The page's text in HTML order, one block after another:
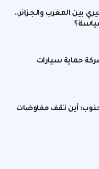
بين المغرب والجزائر..
حماية سيارات
أين تقف مفاوضات